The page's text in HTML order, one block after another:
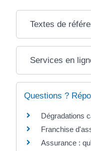
Textes de
Services en
Questions ?
Dégradations
Franchise
Assurance :